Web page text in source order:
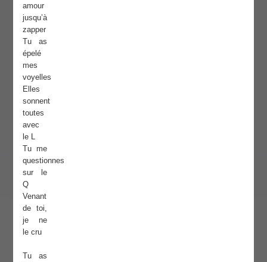
amour
jusqu’à
zapper
Tu as
épelé
mes
voyelles
Elles
sonnent
toutes
avec
le L
Tu me
questionnes
sur le
Q
Venant
de toi,
je ne
le cru
Tu as